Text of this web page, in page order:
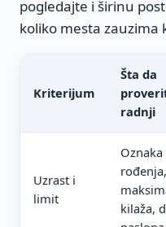
pogledajte i širinu
koliko mesta zauzima
Kriterijum
Šta da
radnji
Uzrast i
limit
Oznaka
rođenja,
kilaža,